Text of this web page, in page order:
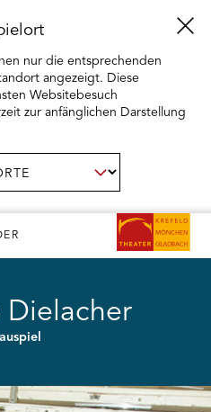
nur die entsprechenden
angezeigt. Diese
Websitebesuch
zur anfänglichen Darstellung
Dielacher